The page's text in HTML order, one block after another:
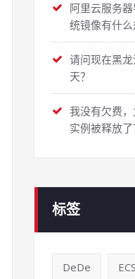
阿里云服务
统镜像有什么
请问现在黑
天？
我没有欠费
实例被释放了
标签
DeDe ECS